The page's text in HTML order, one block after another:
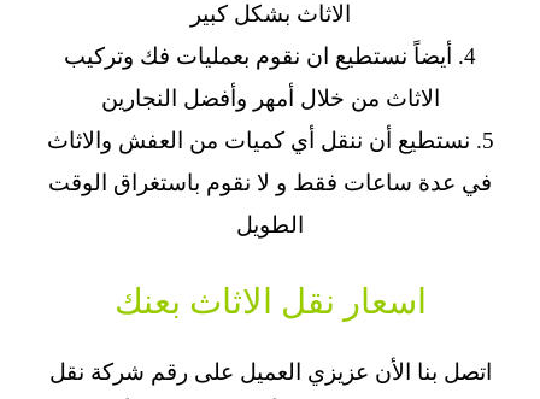
الاثاث بشكل كبير
4. أيضاً نستطيع ان نقوم بعمليات فك وتركيب
الاثاث من خلال أمهر وأفضل النجارين
5. نستطيع أن ننقل أي كميات من العفش والاثاث
في عدة ساعات فقط و لا نقوم باستغراق الوقت
الطويل
اسعار نقل الاثاث بعنك
اتصل بنا الأن عزيزي العميل على رقم شركة نقل